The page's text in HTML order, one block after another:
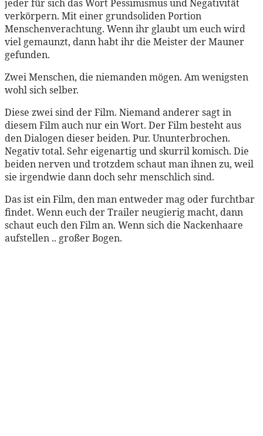
jeder für sich das Wort Pessimismus und Negativität
verkörpern. Mit einer grundsoliden Portion
Menschenverachtung. Wenn ihr glaubt um euch wird
viel gemaunzt, dann habt ihr die Meister der Mauner
gefunden.
Zwei Menschen, die niemanden mögen. Am wenigsten
wohl sich selber.
Diese zwei sind der Film. Niemand anderer sagt in
diesem Film auch nur ein Wort. Der Film besteht aus
den Dialogen dieser beiden. Pur. Ununterbrochen.
Negativ total. Sehr eigenartig und skurril komisch. Die
beiden nerven und trotzdem schaut man ihnen zu, weil
sie irgendwie dann doch sehr menschlich sind.
Das ist ein Film, den man entweder mag oder furchtbar
findet. Wenn euch der Trailer neugierig macht, dann
schaut euch den Film an. Wenn sich die Nackenhaare
aufstellen .. großer Bogen.